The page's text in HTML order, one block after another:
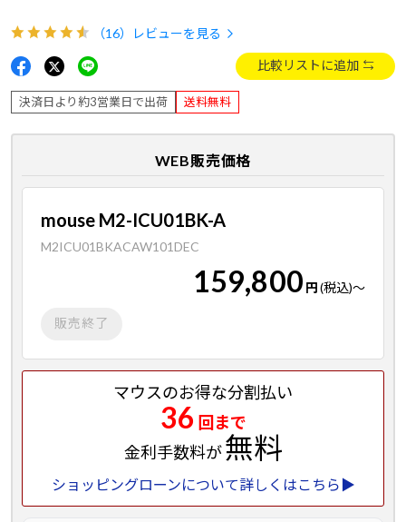
（16） レビューを見る
比較リストに追加
決済日より約3営業日で出荷 送料無料
WEB販売価格
mouse M2-ICU01BK-A
M2ICU01BKACAW101DEC
159,800 円(税込)～
販売終了
マウスのお得な分割払い
36 回まで
金利手数料が無料
ショッピングローンについて詳しくはこちら▶